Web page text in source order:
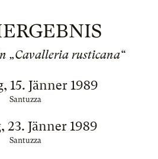
„Cavalleria rusticana“
15. Jänner 1989
Santuzza
23. Jänner 1989
Santuzza